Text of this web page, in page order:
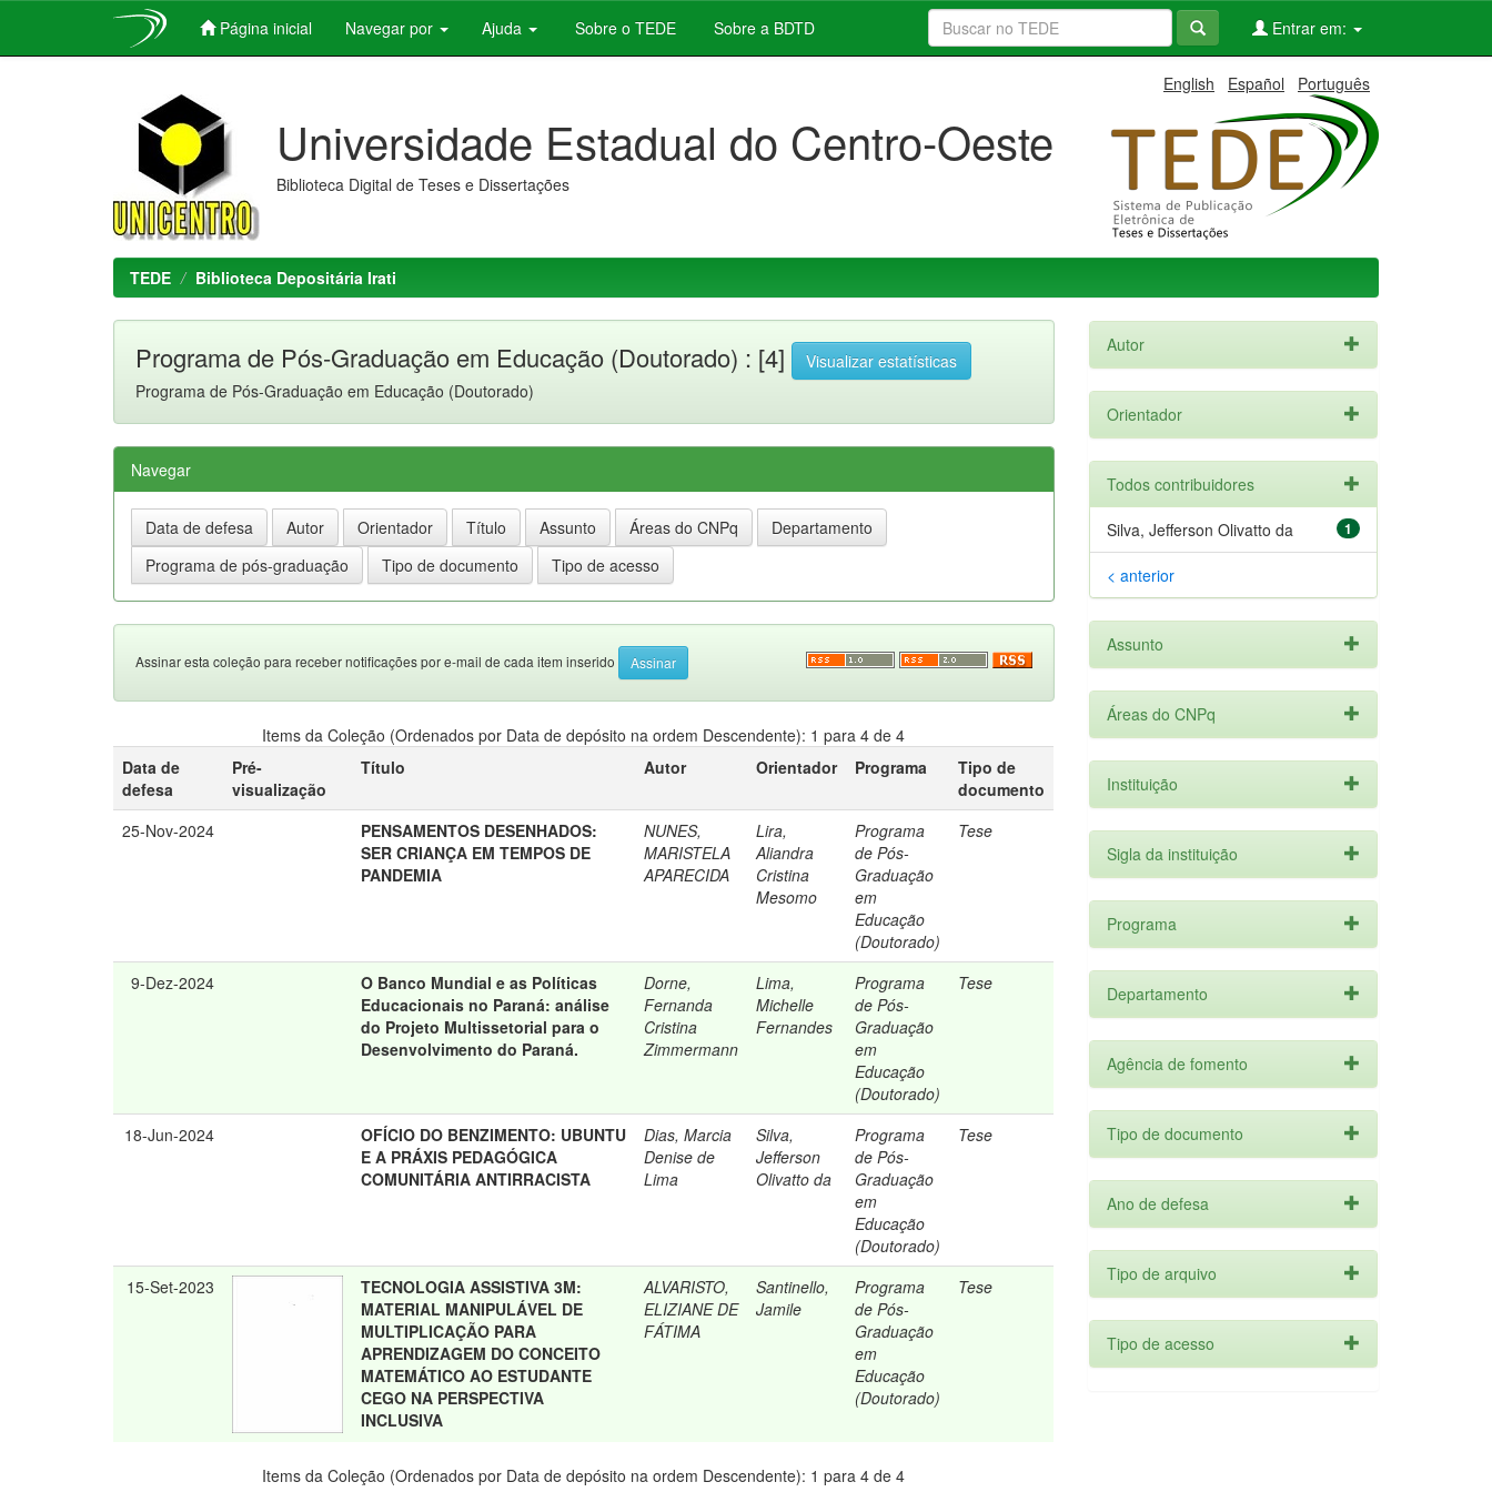
Página inicial Navegar por Ajuda Sobre o TEDE Sobre a BDTD Entrar em:
English Español Português
Universidade Estadual do Centro-Oeste
Biblioteca Digital de Teses e Dissertações
TEDE Biblioteca Depositária Irati
Programa de Pós-Graduação em Educação (Doutorado) : [4]
Visualizar estatísticas
Programa de Pós-Graduação em Educação (Doutorado)
Navegar
Assinar esta coleção para receber notificações por e-mail de cada item inserido
Items da Coleção (Ordenados por Data de depósito na ordem Descendente): 1 para 4 de 4
Data de
defesa
Pré-
visualização
Título Autor Orientador Programa
Tipo de
documento
25-Nov-2024
PENSAMENTOS DESENHADOS:
SER CRIANÇA EM TEMPOS DE
PANDEMIA
NUNES,
MARISTELA
APARECIDA
Lira,
Aliandra
Cristina
Mesomo
Programa
de Pós-
Graduação
em
Educação
(Doutorado)
Tese
9-Dez-2024
O Banco Mundial e as Políticas
Educacionais no Paraná: análise
do Projeto Multissetorial para o
Desenvolvimento do Paraná.
Dorne,
Fernanda
Cristina
Zimmermann
Lima,
Michelle
Fernandes
Programa
de Pós-
Graduação
em
Educação
(Doutorado)
Tese
18-Jun-2024
OFÍCIO DO BENZIMENTO: UBUNTU
E A PRÁXIS PEDAGÓGICA
COMUNITÁRIA ANTIRRACISTA
Dias, Marcia
Denise de
Lima
Silva,
Jefferson
Olivatto da
Programa
de Pós-
Graduação
em
Educação
(Doutorado)
Tese
15-Set-2023
TECNOLOGIA ASSISTIVA 3M:
MATERIAL MANIPULÁVEL DE
MULTIPLICAÇÃO PARA
APRENDIZAGEM DO CONCEITO
MATEMÁTICO AO ESTUDANTE
CEGO NA PERSPECTIVA
INCLUSIVA
ALVARISTO,
ELIZIANE DE
FÁTIMA
Santinello,
Jamile
Programa
de Pós-
Graduação
em
Educação
(Doutorado)
Tese
Items da Coleção (Ordenados por Data de depósito na ordem Descendente): 1 para 4 de 4
Autor
Orientador
Todos contribuidores
1
Silva, Jefferson Olivatto da
< anterior
Assunto
Áreas do CNPq
Instituição
Sigla da instituição
Programa
Departamento
Agência de fomento
Tipo de documento
Ano de defesa
Tipo de arquivo
Tipo de acesso